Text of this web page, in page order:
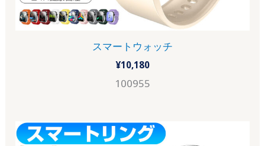
スマートウォッチ
¥10,180
100955